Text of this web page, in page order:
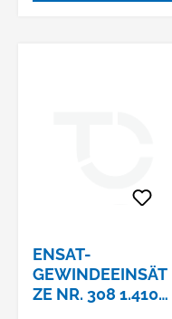
ENSAT-
GEWINDEEINSÄT
ZE NR. 308 1.4105